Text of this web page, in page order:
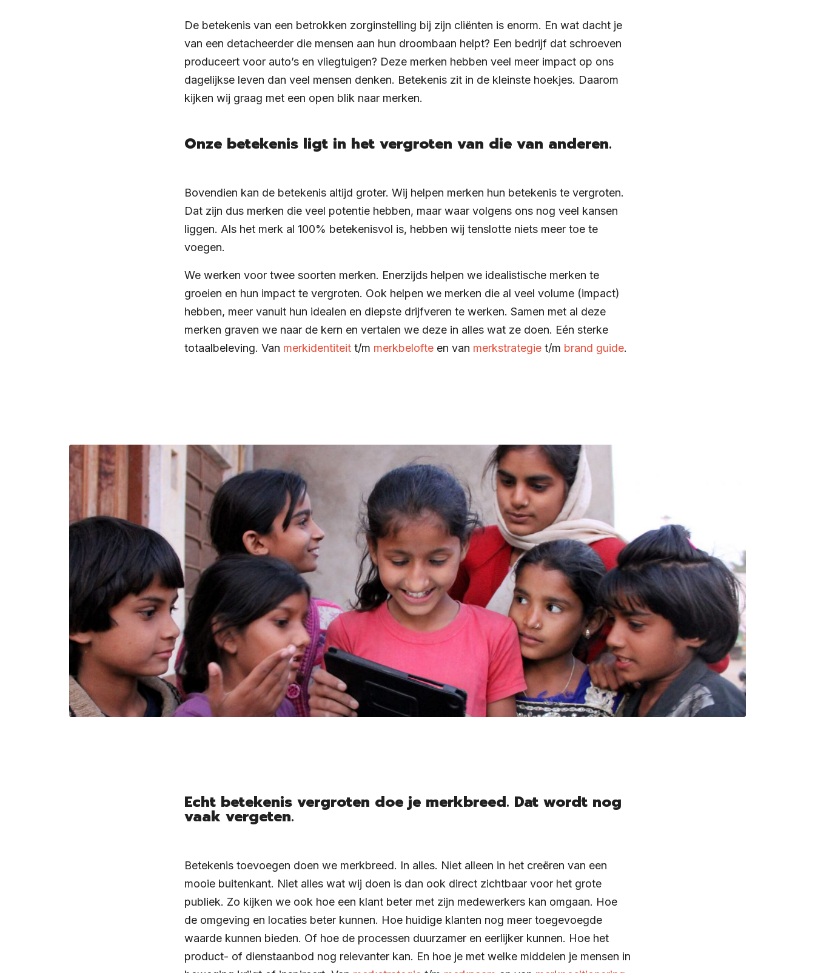
De betekenis van een betrokken zorginstelling bij zijn cliënten is enorm. En wat dacht je
van een detacheerder die mensen aan hun droombaan helpt? Een bedrijf dat schroeven
produceert voor auto’s en vliegtuigen? Deze merken hebben veel meer impact op ons
dagelijkse leven dan veel mensen denken. Betekenis zit in de kleinste hoekjes. Daarom
kijken wij graag met een open blik naar merken.
Onze betekenis ligt in het vergroten van die van anderen.
Bovendien kan de betekenis altijd groter. Wij helpen merken hun betekenis te vergroten.
Dat zijn dus merken die veel potentie hebben, maar waar volgens ons nog veel kansen
liggen. Als het merk al 100% betekenisvol is, hebben wij tenslotte niets meer toe te
voegen.
We werken voor twee soorten merken. Enerzijds helpen we idealistische merken te
groeien en hun impact te vergroten. Ook helpen we merken die al veel volume (impact)
hebben, meer vanuit hun idealen en diepste drijfveren te werken. Samen met al deze
merken graven we naar de kern en vertalen we deze in alles wat ze doen. Eén sterke
totaalbeleving. Van merkidentiteit t/m merkbelofte en van merkstrategie t/m brand guide.
Echt betekenis vergroten doe je merkbreed. Dat wordt nog
vaak vergeten.
Betekenis toevoegen doen we merkbreed. In alles. Niet alleen in het creëren van een
mooie buitenkant. Niet alles wat wij doen is dan ook direct zichtbaar voor het grote
publiek. Zo kijken we ook hoe een klant beter met zijn medewerkers kan omgaan. Hoe
de omgeving en locaties beter kunnen. Hoe huidige klanten nog meer toegevoegde
waarde kunnen bieden. Of hoe de processen duurzamer en eerlijker kunnen. Hoe het
product- of dienstaanbod nog relevanter kan. En hoe je met welke middelen je mensen in